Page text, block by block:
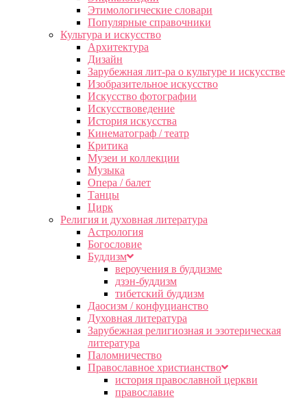
Этимологические словари
Популярные справочники
Культура и искусство
Архитектура
Дизайн
Зарубежная лит-ра о культуре и искусстве
Изобразительное искусство
Искусство фотографии
Искусствоведение
История искусства
Кинематограф / театр
Критика
Музеи и коллекции
Музыка
Опера / балет
Танцы
Цирк
Религия и духовная литература
Астрология
Богословие
Буддизм
вероучения в буддизме
дзэн-буддизм
тибетский буддизм
Даосизм / конфуцианство
Духовная литература
Зарубежная религиозная и эзотерическая
литература
Паломничество
Православное христианство
история православной церкви
православие